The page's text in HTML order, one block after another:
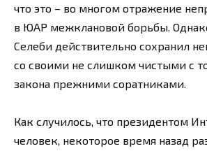
что это – во многом отражение
в ЮАР межклановой борьбы.
Селеби действительно сохранил
со своими не слишком чистыми с
закона прежними соратниками.
Как случилось, что президентом
человек, некоторое время назад